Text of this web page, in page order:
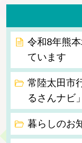
令和8年熊
ています
常陸太田市
るさんナビ」
暮らしのお